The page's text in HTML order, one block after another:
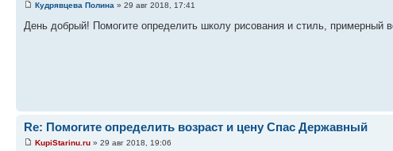
Кудрявцева Полина » 29 авг 2018, 17:41
День добрый! Помогите определить школу рисования и стиль, примерный
Re: Помогите определить возраст и цену Спас Державный
KupiStarinu.ru » 29 авг 2018, 19:06